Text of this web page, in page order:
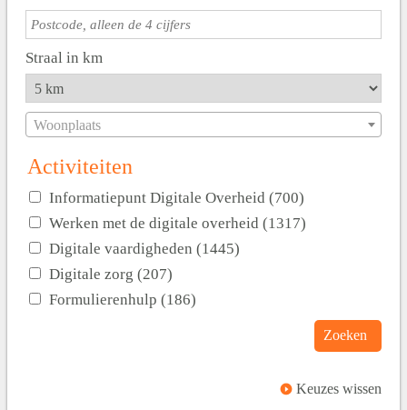
Straal in km
Woonplaats
Activiteiten
Informatiepunt Digitale Overheid (700)
Werken met de digitale overheid (1317)
Digitale vaardigheden (1445)
Digitale zorg (207)
Formulierenhulp (186)
Zoeken
Keuzes wissen